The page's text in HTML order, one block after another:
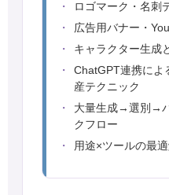
ロゴマーク・名刺
広告用バナー・
キャラクター生成
ChatGPT連携によ
産テクニック
大量生成→選別→
クフロー
用途×ツールの最